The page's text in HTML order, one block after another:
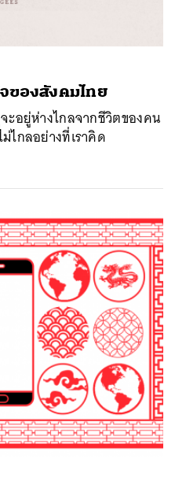
จของสังคมไทย
ะอยู่ห่างไกลจากชีวิตของคน
ไกลอย่างที่เราคิด